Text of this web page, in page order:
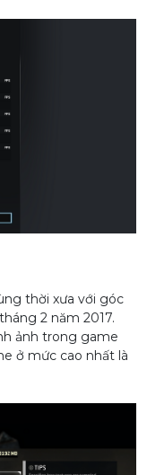
thời xưa với góc
2 năm 2017.
ảnh trong game
ở mức cao nhất là